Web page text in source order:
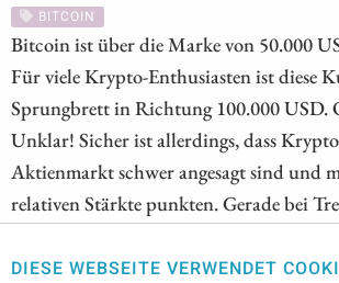
DIESE WEBSEITE VERWENDET
BITCOIN
Bitcoin ist über die Marke von 50.000
Für viele Krypto-Enthusiasten ist diese
Sprungbrett in Richtung 100.000 USD.
Unklar! Sicher ist allerdings, dass
Aktienmarkt schwer angesagt sind und
relativen Stärkte punkten. Gerade bei
kann es auch bei seit Monaten